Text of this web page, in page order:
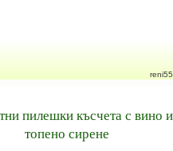
reni55
пилешки късчета с вино и
топено сирене